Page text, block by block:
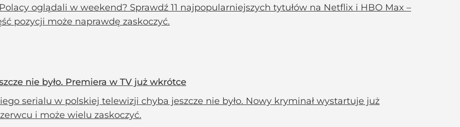
oglądali w weekend? Sprawdź 11 najpopularniejszych tytułów na Netflix i HBO Max –
pozycji może naprawdę zaskoczyć.
nie było. Premiera w TV już wkrótce
serialu w polskiej telewizji chyba jeszcze nie było. Nowy kryminał wystartuje już
i może wielu zaskoczyć.